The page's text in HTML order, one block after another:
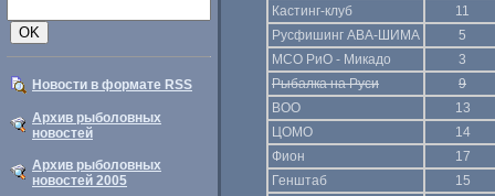
Новости в формате RSS
Архив рыболовных
новостей
Архив рыболовных
новостей 2005
Кастинг-клуб
11
Русфишинг АВА-ШИМА
5
МСО РиО - Микадо
3
Рыбалка на Руси
9
ВОО
13
ЦОМО
14
Фион
17
Генштаб
15